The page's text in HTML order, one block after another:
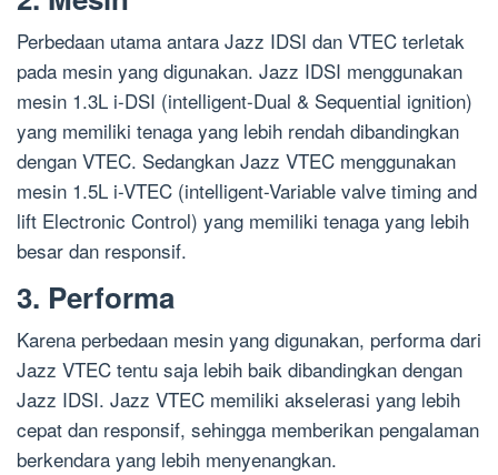
Perbedaan utama antara Jazz IDSI dan VTEC terletak
pada mesin yang digunakan. Jazz IDSI menggunakan
mesin 1.3L i-DSI (intelligent-Dual & Sequential ignition)
yang memiliki tenaga yang lebih rendah dibandingkan
dengan VTEC. Sedangkan Jazz VTEC menggunakan
mesin 1.5L i-VTEC (intelligent-Variable valve timing and
lift Electronic Control) yang memiliki tenaga yang lebih
besar dan responsif.
3. Performa
Karena perbedaan mesin yang digunakan, performa dari
Jazz VTEC tentu saja lebih baik dibandingkan dengan
Jazz IDSI. Jazz VTEC memiliki akselerasi yang lebih
cepat dan responsif, sehingga memberikan pengalaman
berkendara yang lebih menyenangkan.